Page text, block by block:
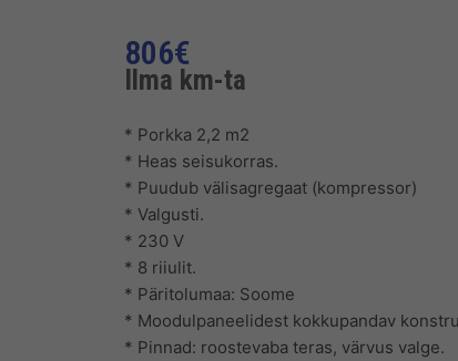
806€
Ilma km-ta
* Porkka 2,2 m2
* Heas seisukorras.
* Puudub välisagregaat (kompressor)
* Valgusti.
* 230 V
* 8 riiulit.
* Päritolumaa: Soome
* Moodulpaneelidest kokkupandav
* Pinnad: roostevaba teras, värvus valge.